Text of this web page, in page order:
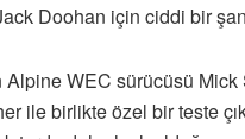
Doohan için ciddi bir
Alpine WEC sürücüsü
ile birlikte özel bir teste